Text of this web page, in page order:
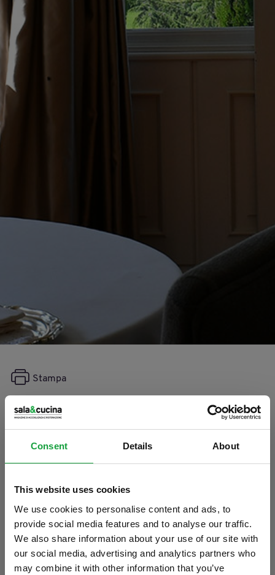
Consent Details About
This website uses cookies
We use cookies to personalise content and ads, to
provide social media features and to analyse our traffic.
We also share information about your use of our site with
our social media, advertising and analytics partners who
may combine it with other information that you’ve
Milano Food City 2018: scopri
le sette key-words
Stampa
06/05/2018